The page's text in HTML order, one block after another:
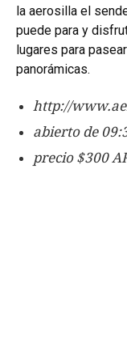
la aerosilla el
puede para y
lugares para
panorámicas.
http://
abierto de
precio $300